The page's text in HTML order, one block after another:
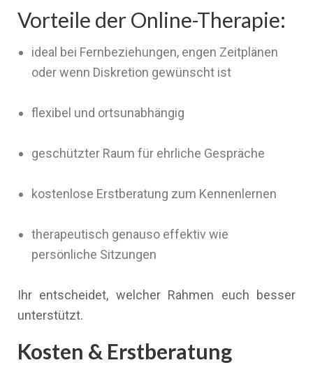
Vorteile der Online-Therapie:
ideal bei Fernbeziehungen, engen Zeitplänen
oder wenn Diskretion gewünscht ist
flexibel und ortsunabhängig
geschützter Raum für ehrliche Gespräche
kostenlose Erstberatung zum Kennenlernen
therapeutisch genauso effektiv wie
persönliche Sitzungen
Ihr entscheidet, welcher Rahmen euch besser
unterstützt.
Kosten & Erstberatung